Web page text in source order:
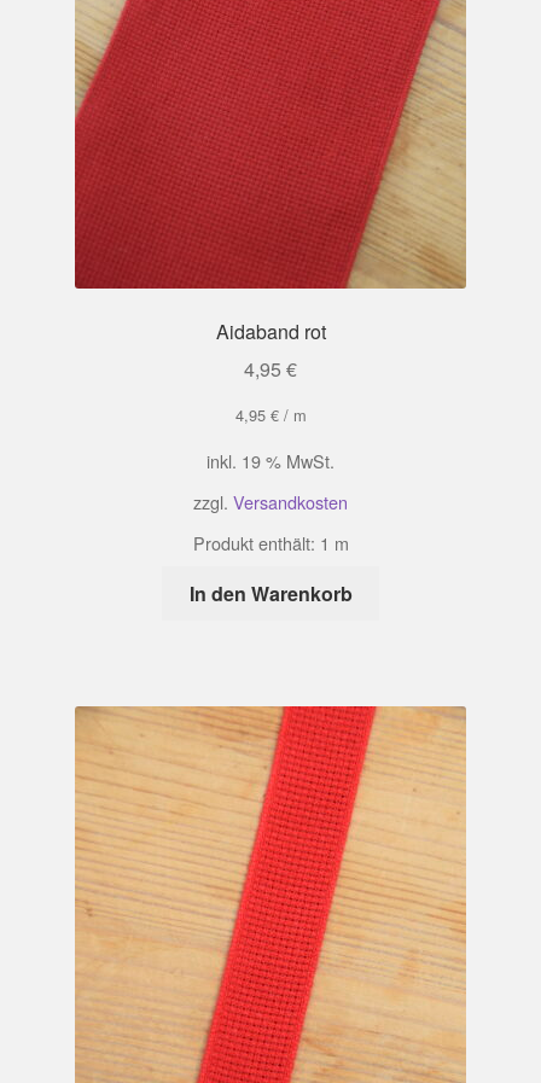
Aidaband rot
4,95 €
4,95 €/ m
inkl. 19 % MwSt.
zzgl. Versandkosten
Produkt enthält: 1 m
In den Warenkorb